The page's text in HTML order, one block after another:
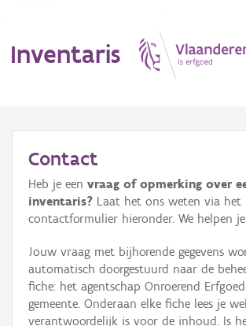
Inventaris
Erfgoedobject
Aanduidingsobject
Waarneming
Thema
Contact
Heb je een vraag of opmerking over
inventaris? Laat het ons weten via het
contactformulier hieronder. We helpen
Jouw vraag met bijhorende gegevens
automatisch doorgestuurd naar de
fiche: het agentschap Onroerend
gemeente. Onderaan elke fiche lees je
verantwoordelijk is voor de inhoud. Is